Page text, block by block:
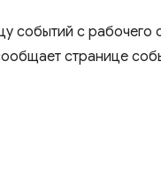
событий с рабочего
странице